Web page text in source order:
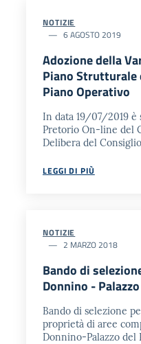
NOTIZIE
6 AGOSTO 2019
Adozione della
Piano Strutturale
Piano Operativo
In data 19/07/2019 è
Pretorio On-line del
Delibera del
LEGGI DI PIÙ
NOTIZIE
2 MARZO 2018
Bando di
Donnino -
Bando di selezione
proprietà di aree
Donnino-Palazzo del